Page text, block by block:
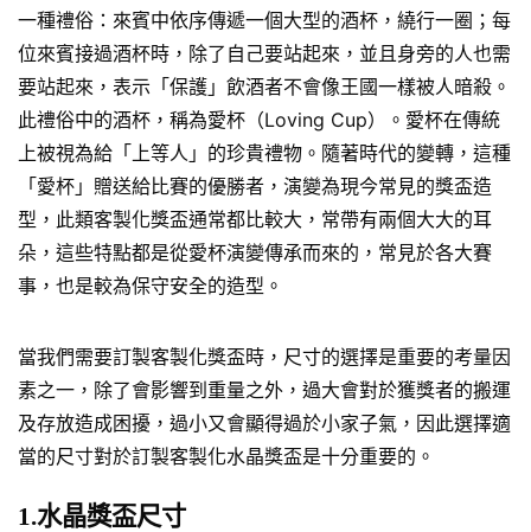
一種禮俗：來賓中依序傳遞一個大型的酒杯，繞行一圈；每
位來賓接過酒杯時，除了自己要站起來，並且身旁的人也需
要站起來，表示「保護」飲酒者不會像王國一樣被人暗殺。
此禮俗中的酒杯，稱為愛杯（Loving Cup）。愛杯在傳統
上被視為給「上等人」的珍貴禮物。隨著時代的變轉，這種
「愛杯」贈送給比賽的優勝者，演變為現今常見的獎盃造
型，此類客製化獎盃通常都比較大，常帶有兩個大大的耳
朵，這些特點都是從愛杯演變傳承而來的，常見於各大賽
事，也是較為保守安全的造型。
當我們需要訂製客製化獎盃時，尺寸的選擇是重要的考量因
素之一，除了會影響到重量之外，過大會對於獲獎者的搬運
及存放造成困擾，過小又會顯得過於小家子氣，因此選擇適
當的尺寸對於訂製客製化水晶獎盃是十分重要的。
1.水晶獎盃尺寸